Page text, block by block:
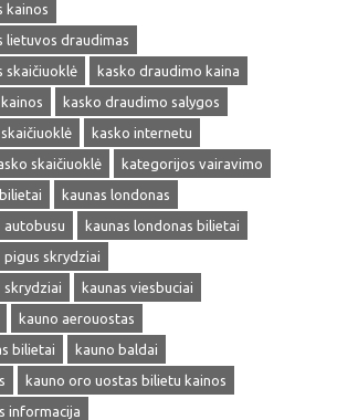
kainos
lietuvos draudimas
skaičiuoklė
kasko draudimo kaina
kasko draudimo salygos
kasko internetu
skaičiuoklė
kategorijos vairavimo
kaunas londonas
autobusu
kaunas londonas bilietai
pigus skrydziai
skrydziai
kaunas viesbuciai
kauno aerouostas
bilietai
kauno baldai
kauno oro uostas bilietu kainos
informacija